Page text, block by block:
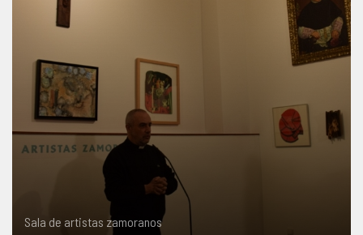
Sala de artistas zamoranos